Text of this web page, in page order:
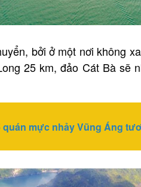
bởi ở một nơi không
25 km, đảo Cát Bà sẽ
quán mực nhảy Vũng Áng